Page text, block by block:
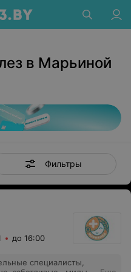
в Марьиной
Фильтры
до 16:00
специалисты,